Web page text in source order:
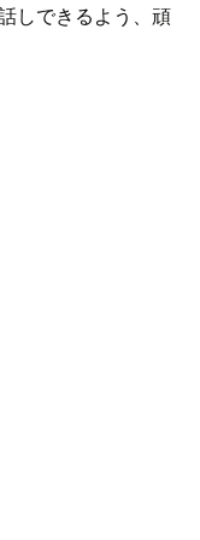
しできるよう、頑